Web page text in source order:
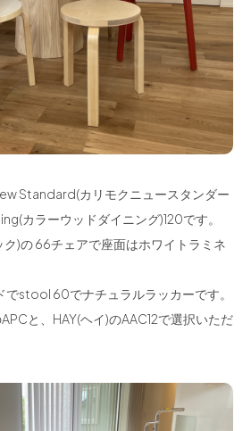
Standard(カリモクニュースタンダー
カラーウッドダイニング)120です。
)の 66チェアで座面はホワイトラミネ
でstool 60でナチュラルラッカーです。
と、HAY(ヘイ)のAAC12で選択いただ